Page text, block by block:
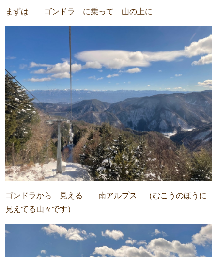
まずは ゴンドラ に乗って 山の上に
ゴンドラから 見える 南アルプス （むこうのほうに
見えてる山々です）